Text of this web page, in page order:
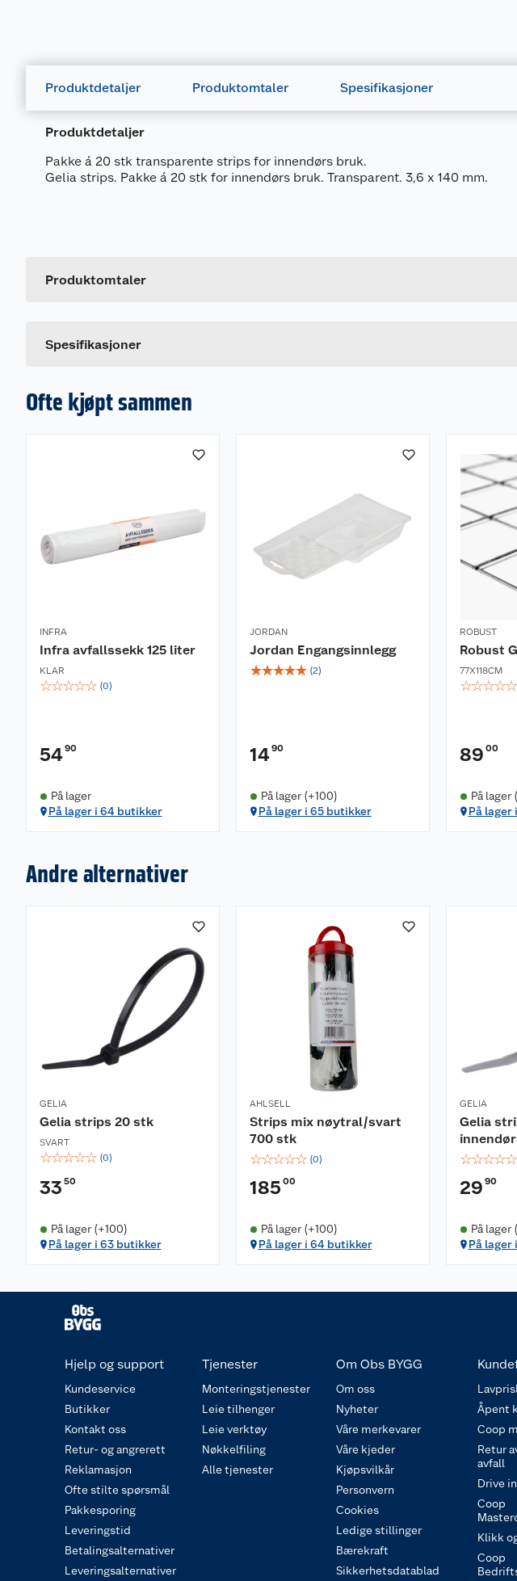
Produktdetaljer Produktomtaler Spesifikasjoner
Produktdetaljer
Pakke á 20 stk transparente strips for innendørs bruk.
Gelia strips. Pakke á 20 stk for innendørs bruk. Transparent. 3,6 x 140 mm.
Produktomtaler
Spesifikasjoner
Leverandørens artikkelnummer
Ofte kjøpt sammen
INFRA
Infra avfallssekk 125 liter
KLAR
☆☆☆☆☆ (0)
5490
På lager
På lager i 64 butikker
JORDAN
Jordan Engangsinnlegg
☆☆☆☆☆ (2)
1490
På lager (+100)
På lager i 65 butikker
ROBUST
Robust
77X118CM
☆☆☆☆☆
89 00
På lager
På lager
Andre alternativer
GELIA
Gelia strips 20 stk
SVART
☆☆☆☆☆ (0)
33 50
På lager (+100)
På lager i 63 butikker
AHLSELL
Strips mix nøytral/svart
700 stk
☆☆☆☆☆ (0)
185 00
På lager (+100)
På lager i 64 butikker
GELIA
Gelia
☆☆☆☆☆
29 90
På lager
På lager
Hjelp og support
Kundeservice
Butikker
Kontakt oss
Retur- og angrerett
Reklamasjon
Ofte stilte spørsmål
Pakkesporing
Leveringstid
Betalingsalternativer
Leveringsalternativer
Tjenester
Monteringstjenester
Leie tilhenger
Leie verktøy
Nøkkelfiling
Alle tjenester
Om Obs BYGG
Om oss
Nyheter
Våre merkevarer
Våre kjeder
Kjøpsvilkår
Personvern
Cookies
Ledige stillinger
Bærekraft
Sikkerhetsdatablad
Åpent
Coop
Retur
avfall
Drive in
Coop
Klikk
Coop